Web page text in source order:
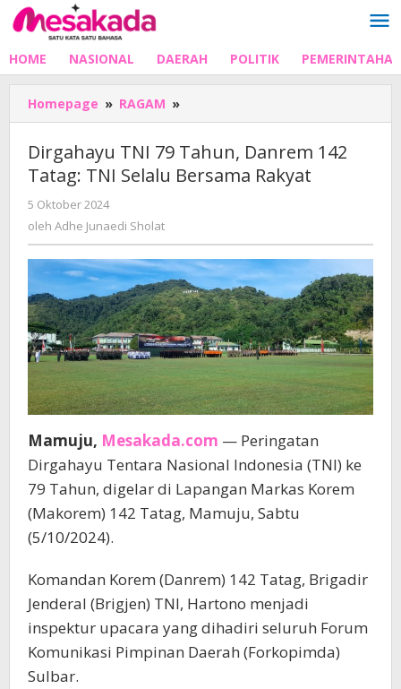
Lewati
ke
HOME NASIONAL DAERAH POLITIK
Homepage » RAGAM »
TNI
Tahun,
Danrem
Bersama
Rakyat
Dirgahayu TNI 79 Tahun, Danrem 142
Tatag: TNI Selalu Bersama Rakyat
5 Oktober 2024
Adhe
oleh Adhe Junaedi Sholat
Mamuju, Mesakada.com — Peringatan
Dirgahayu Tentara Nasional Indonesia (TNI) ke
79 Tahun, digelar di Lapangan Markas Korem
(Makorem) 142 Tatag, Mamuju, Sabtu
(5/10/2024).
Komandan Korem (Danrem) 142 Tatag, Brigadir
Jenderal (Brigjen) TNI, Hartono menjadi
inspektur upacara yang dihadiri seluruh Forum
Komunikasi Pimpinan Daerah (Forkopimda)
Sulbar.